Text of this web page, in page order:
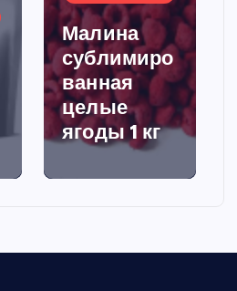
Малина
сублимиро
ванная
целые
ягоды 1 кг